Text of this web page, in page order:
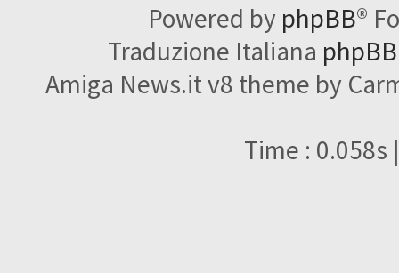
Powered by phpBB®
Traduzione Italiana
Amiga News.it v8 theme by
Time : 0.058s